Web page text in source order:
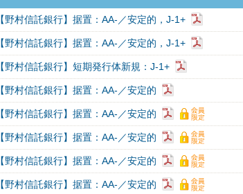
【野村信託銀行】据置：AA-／安定的，J-1+
【野村信託銀行】据置：AA-／安定的，J-1+
【野村信託銀行】短期発行体新規：J-1+
【野村信託銀行】据置：AA-／安定的
【野村信託銀行】据置：AA-／安定的
【野村信託銀行】据置：AA-／安定的
【野村信託銀行】据置：AA-／安定的
【野村信託銀行】据置：AA-／安定的